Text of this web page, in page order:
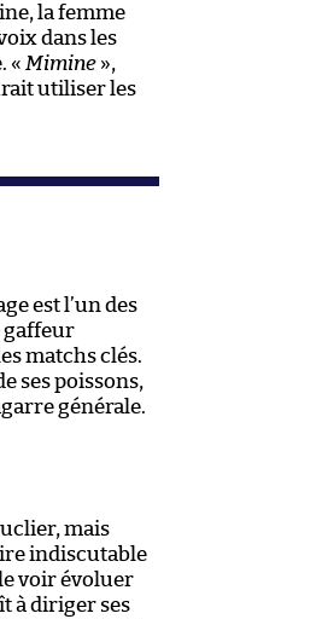
la femme
dans les
« Mimine»,
utiliser les
est l’un des
gaffeur
matchs clés.
ses poissons,
générale.
mais
indiscutable
voir évoluer
à diriger ses